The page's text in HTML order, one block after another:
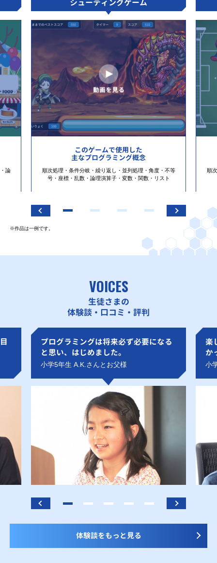
論
シューティングゲーム
このゲームで使用した
主なプログラミング概念
順次処理・条件分岐・繰り返し・並列処理・角度・不等
号・座標・乱数・論理演算子・変数・関数・リスト
順
※作品は一例です。
VOICES
生徒さまの
体験談・口コミ・評判
プログラミングは将来必ず必要になる
と思い、はじめました。
小学5年生 A.K.さんとお父様
楽
か
小
体験談をもっと見る